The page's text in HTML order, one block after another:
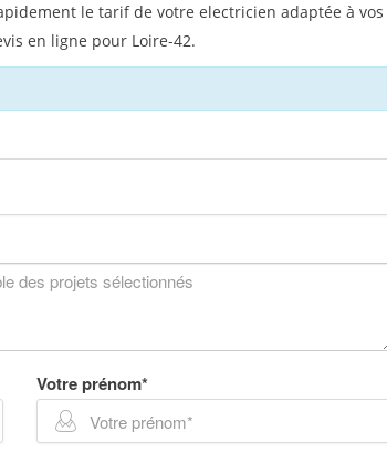
le tarif de votre electricien adaptée à vos
en ligne pour Loire-42.